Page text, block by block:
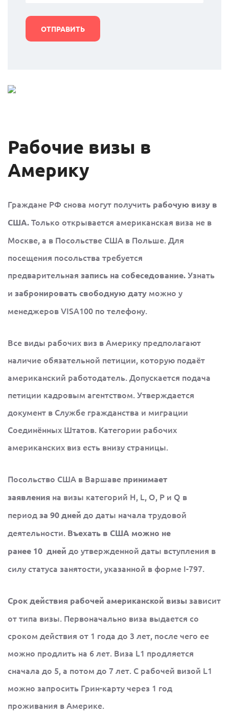
Рабочие визы в
Америку
Граждане РФ снова могут получить рабочую визу в
США.Только открывается американская виза не в
Москве, а в Посольстве США в Польше. Для
посещения посольства требуется
предварительная запись на собеседование.Узнать
и забронировать свободную дату можно у
менеджеров VISA100 по телефону.
Все виды рабочих виз в Америку предполагают
наличие обязательной петиции, которую подаёт
американский работодатель. Допускается подача
петиции кадровым агентством. Утверждается
документ в Службе гражданства и миграции
Соединённых Штатов. Категории рабочих
американских виз есть внизу страницы.
Посольство США в Варшаве принимает
заявления на визы категорий H, L, O, P и Q в
периодза 90 дней до даты начала трудовой
деятельности. Въехать в США можно не
ранее 10 дней до утвержденной даты вступления в
силу статуса занятости, указанной в форме I-797.
Срок действия рабочей американской визы зависит
от типа визы. Первоначально виза выдается со
сроком действия от 1 года до 3 лет, после чего ее
можно продлить на 6 лет. Виза L1 продляется
сначала до 5, а потом до 7 лет. С рабочей визой L1
можно запросить Грин-карту через 1 год
проживания в Америке.